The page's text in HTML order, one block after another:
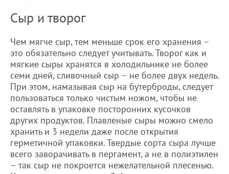
Сыр и творог
Чем мягче сыр, тем меньше срок его хранения –
это обязательно следует учитывать. Творог как и
мягкие сыры хранятся в холодильнике не более
семи дней, сливочный сыр – не более двух недель.
При этом, намазывая сыр на бутерброды, следует
пользоваться только чистым ножом, чтобы не
оставлять в упаковке посторонних кусочков
других продуктов. Плавленые сыры можно смело
хранить и 3 недели даже после открытия
герметичной упаковки. Твердые сорта сыра лучше
всего заворачивать в пергамент, а не в полиэтилен
– так сыр не покроется нежелательной плесенью.